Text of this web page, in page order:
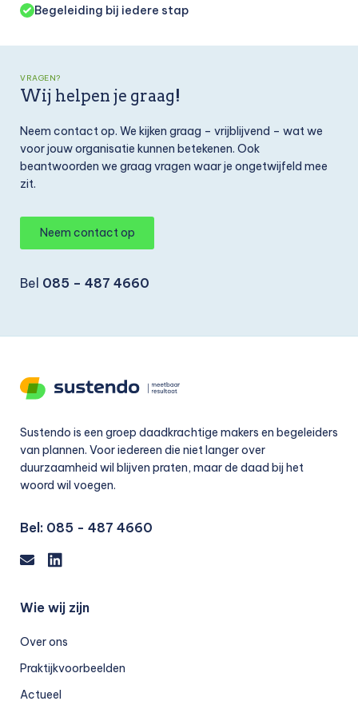
Begeleiding bij iedere stap
VRAGEN?
Wij helpen je graag!
Neem contact op. We kijken graag – vrijblijvend – wat we
voor jouw organisatie kunnen betekenen. Ook
beantwoorden we graag vragen waar je ongetwijfeld mee
zit.
Neem contact op
Bel 085 – 487 4660
Sustendo is een groep daadkrachtige makers en begeleiders
van plannen. Voor iedereen die niet langer over
duurzaamheid wil blijven praten, maar de daad bij het
woord wil voegen.
Bel: 085 - 487 4660
Email LinkedIn
Wie wij zijn
Over ons
Praktijkvoorbeelden
Actueel